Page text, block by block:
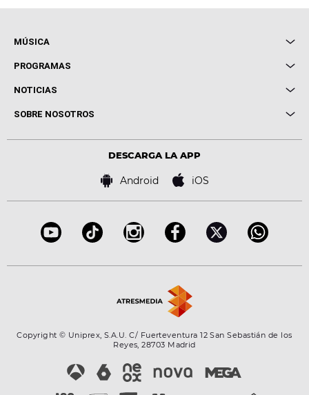
MÚSICA
Local de Ensayo Europa FM
Conciertos
PROGRAMAS
Cuerpos especiales
Locutores Europa FM
NOTICIAS
Cine y Televisión
Virales
SOBRE NOSOTROS
Bases de concursos
DESCARGA LA APP
Android iOS
Copyright © Uniprex, S.A.U. C/ Fuerteventura 12 San Sebastián de los
Reyes, 28703 Madrid